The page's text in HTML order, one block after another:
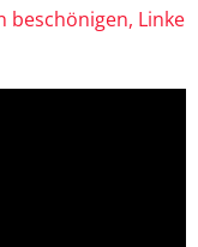
beschönigen, Linke